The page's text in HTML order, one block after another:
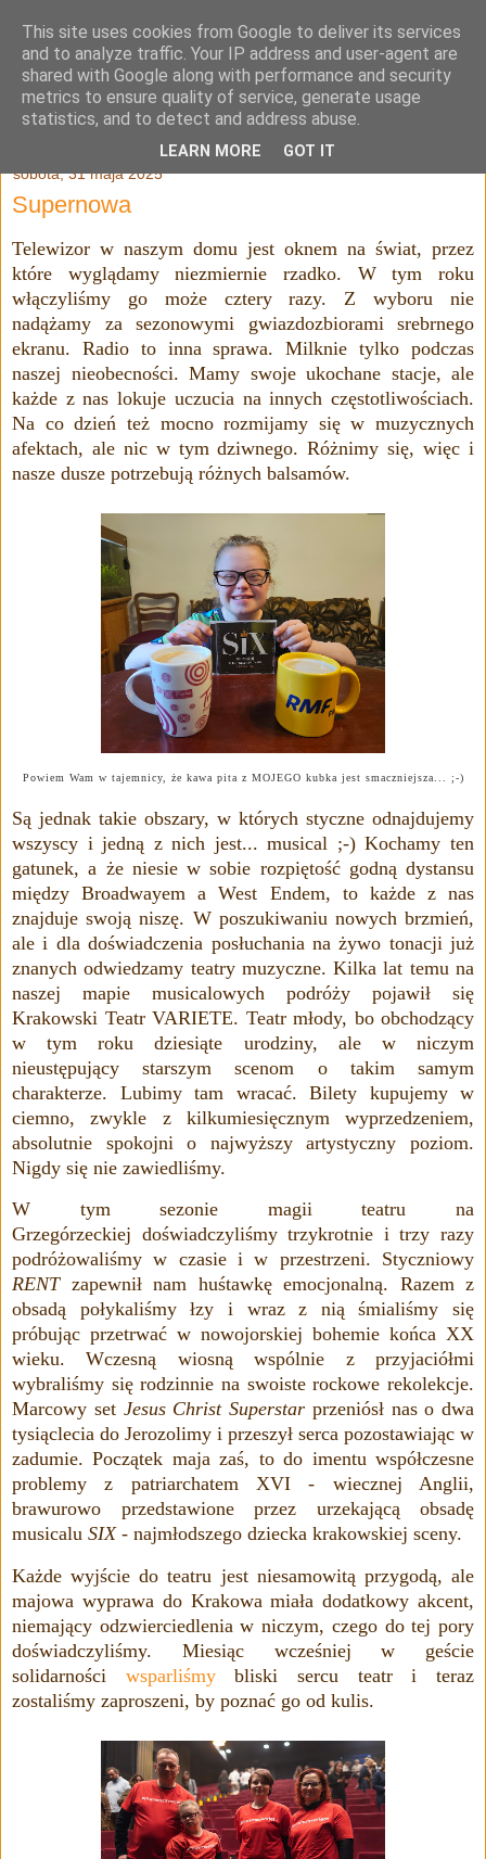
Julia Adamowska
sobota, 31 maja 2025
Supernowa
Telewizor w naszym domu jest oknem na świat, przez
które wyglądamy niezmiernie rzadko. W tym roku
włączyliśmy go może cztery razy. Z wyboru nie
nadążamy za sezonowymi gwiazdozbiorami srebrnego
ekranu. Radio to inna sprawa. Milknie tylko podczas
naszej nieobecności. Mamy swoje ukochane stacje, ale
każde z nas lokuje uczucia na innych częstotliwościach.
Na co dzień też mocno rozmijamy się w muzycznych
afektach, ale nic w tym dziwnego. Różnimy się, więc i
nasze dusze potrzebują różnych balsamów.
Powiem Wam w tajemnicy, że kawa pita z MOJEGO kubka jest smaczniejsza... ;-)
Są jednak takie obszary, w których styczne odnajdujemy
wszyscy i jedną z nich jest... musical ;-) Kochamy ten
gatunek, a że niesie w sobie rozpiętość godną dystansu
międzyBroadwayem a West Endem, to każde z nas
znajduje swoją niszę. W poszukiwaniu nowych brzmień,
ale i dla doświadczenia posłuchania na żywo tonacji już
znanych odwiedzamy teatry muzyczne. Kilka lat temu na
naszej mapie musicalowych podróży pojawił się
Krakowski Teatr VARIETE. Teatr młody, bo obchodzący
w tym roku dziesiąte urodziny, ale w niczym
nieustępujący starszym scenom o takim samym
charakterze. Lubimy tam wracać. Bilety kupujemy w
ciemno, zwykle z kilkumiesięcznym wyprzedzeniem,
absolutnie spokojni o najwyższy artystyczny poziom.
Nigdy się nie zawiedliśmy.
W tym sezonie magii teatruna
Grzegórzeckiej doświadczyliśmy trzykrotnie i trzy razy
podróżowaliśmy w czasie i w przestrzeni. Styczniowy
RENTzapewnił nam huśtawkę emocjonalną. Razem z
obsadą połykaliśmy łzy i wraz z nią śmialiśmy się
próbując przetrwać w nowojorskiej bohemie końca XX
wieku. Wczesną wiosną wspólnie z przyjaciółmi
wybraliśmy się rodzinnie na swoiste rockowe rekolekcje.
Marcowy set Jesus Christ Superstar przeniósł nas o dwa
tysiąclecia do Jerozolimy i przeszył serca pozostawiając w
zadumie. Początek maja zaś, todo imentu współczesne
problemy z patriarchatem XVI - wiecznej Anglii,
brawurowo przedstawione przez urzekającą obsadę
musicalu SIX - najmłodszego dziecka krakowskiej sceny.
Każde wyjście do teatru jest niesamowitą przygodą, ale
majowa wyprawa do Krakowa miała dodatkowy akcent,
niemający odzwierciedlenia w niczym, czego do tej pory
doświadczyliśmy. Miesiąc wcześniej w geście
solidarności wsparliśmybliski sercu teatr i teraz
zostaliśmy zaproszeni, by poznać go od kulis.
This site uses cookies from Google to deliver its services
and to analyze traffic. Your IP address and user-agent are
shared with Google along with performance and security
metrics to ensure quality of service, generate usage
statistics, and to detect and address abuse.
LEARN MORE GOT IT